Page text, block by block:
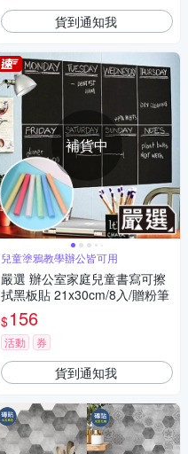
貨到通知我
補貨中
兒童塗鴉教學辦公皆可用
嚴選 辦公室家庭兒童書寫可擦
拭黑板貼 21x30cm/8入/贈粉筆
$156
活動 券
貨到通知我